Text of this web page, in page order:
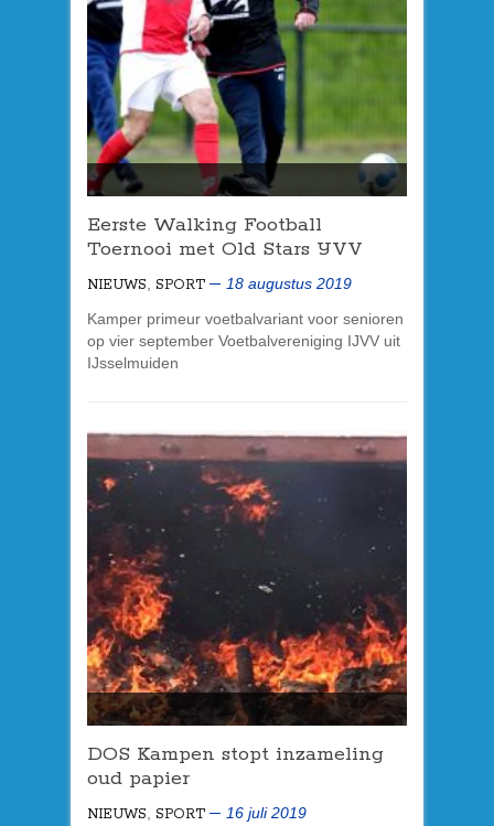
Eerste Walking Football
Toernooi met Old Stars IJVV
NIEUWS, SPORT
18 augustus 2019
Kamper primeur voetbalvariant voor senioren
op vier september Voetbalvereniging IJVV uit
IJsselmuiden
DOS Kampen stopt inzameling
oud papier
NIEUWS SPORT
16 juli 2019